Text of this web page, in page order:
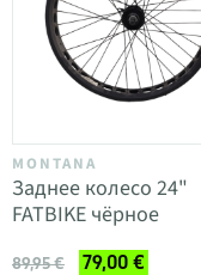
MONTANA
Заднее колесо 24"
FATBIKE чёрное
89,95 € 79,00 €